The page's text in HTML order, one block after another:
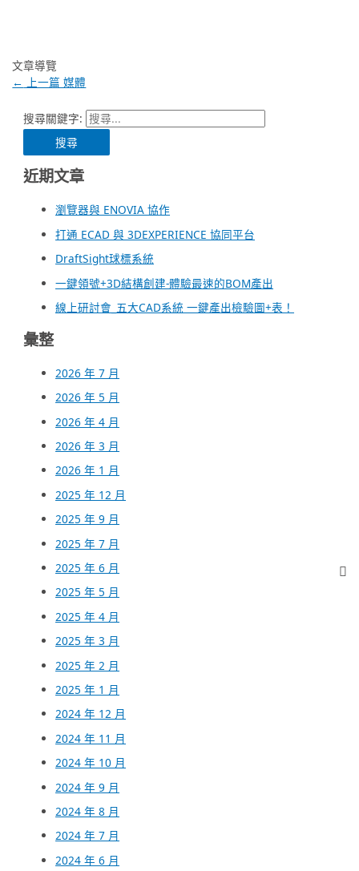
文章導覽
← 上一篇 媒體
搜尋關鍵字:
近期文章
瀏覽器與 ENOVIA 協作
打通 ECAD 與 3DEXPERIENCE 協同平台
DraftSight球標系統
一鍵領號+3D結構創建-體驗最速的BOM產出
線上研討會_五大CAD系統 一鍵產出檢驗圖+表！
彙整
2026 年 7 月
2026 年 5 月
2026 年 4 月
2026 年 3 月
2026 年 1 月
2025 年 12 月
2025 年 9 月
2025 年 7 月
2025 年 6 月
2025 年 5 月
2025 年 4 月
2025 年 3 月
2025 年 2 月
2025 年 1 月
2024 年 12 月
2024 年 11 月
2024 年 10 月
2024 年 9 月
2024 年 8 月
2024 年 7 月
2024 年 6 月